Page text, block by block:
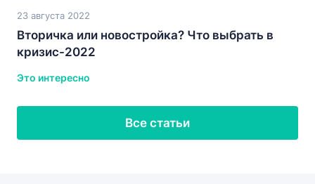
23 августа 2022
Вторичка или новостройка? Что выбрать в
кризис-2022
Это интересно
Все статьи